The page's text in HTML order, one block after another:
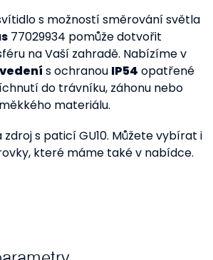
s možností směrování světla
77029934 pomůže dotvořit
na Vaší zahradě. Nabízíme v
s ochranou IP54 opatřené
do trávníku, záhonu nebo
materiálu.
s paticí GU10. Můžete vybírat i
které máme také v nabídce.